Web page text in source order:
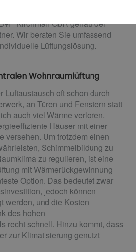
Kirchmair GbR genau der
Wir beraten Sie umfassend
Lüftungslösung.
Wohnraumlüftung
Luftaustausch oft schon durch
an Türen und Fenstern statt
auch viel Wärme verloren.
Häuser mit einer
versehen. Um trotzdem einen
Schimmelbildung zu
zu regulieren, ist eine
mit Wärmerückgewinnung
Option. Das bedeutet zwar
jedoch können
werden, und die Kosten
des hohen
recht schnell. Hinzu kommt, dass
zur Klimatisierung genutzt